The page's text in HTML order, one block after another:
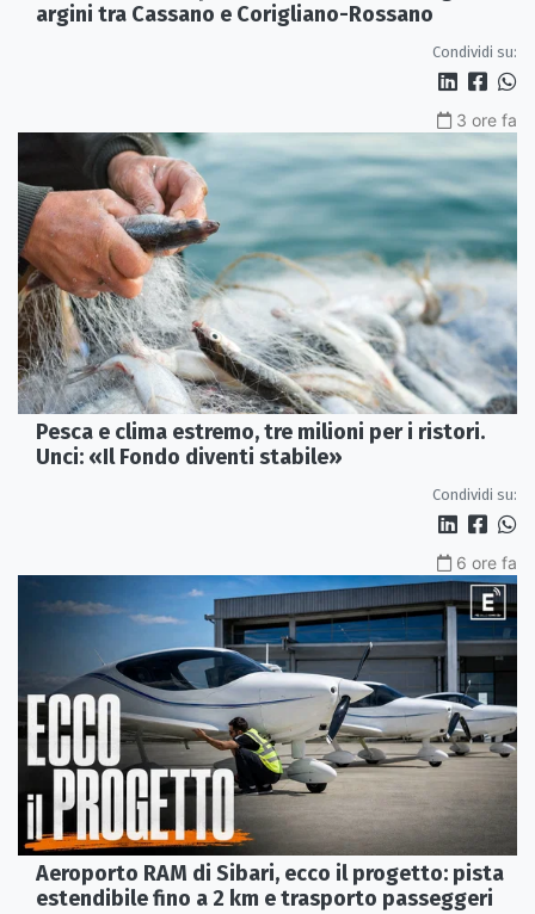
argini tra Cassano e Corigliano-Rossano
Condividi su:
3 ore fa
Pesca e clima estremo, tre milioni per i ristori.
Unci: «Il Fondo diventi stabile»
Condividi su:
6 ore fa
Aeroporto RAM di Sibari, ecco il progetto: pista
estendibile fino a 2 km e trasporto passeggeri